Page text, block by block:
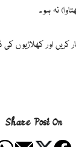
نہ ہو۔
کریں اور کھلاڑیوں
Share Post On